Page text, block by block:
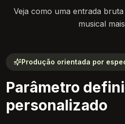
Veja como uma entrada
musical
Produção orientada por
Parâmetro
personalizado